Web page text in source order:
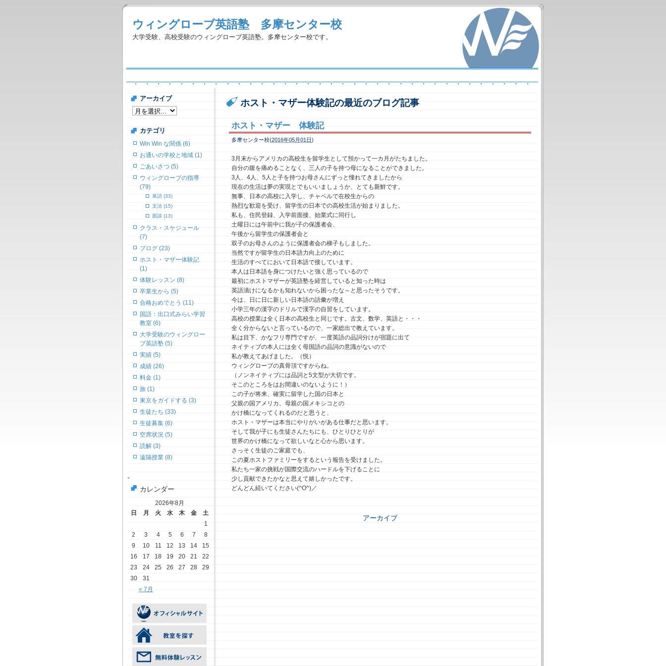
ウィングローブ英語塾 多摩センター校
大学受験、高校受験のウィングローブ英語塾。多摩センター校です。
ホスト・マザー体験記の最近のブログ記事
ホスト・マザー 体験記
多摩センター校(2016年05月01日)
3月末からアメリカの高校生を留学生として預かって一カ月がたちました。
自分の腹を痛めることなく、三人の子を持つ母になることができました。
3人、4人、5人と子を持つお母さんにずっと憧れてきましたから
現在の生活は夢の実現とでもいいましょうか、とても新鮮です。
無事、日本の高校に入学し、チャペルで在校生からの
熱烈な歓迎を受け、留学生の日本での高校生活が始まりました。
私も、住民登録、入学前面接、始業式に同行し
土曜日には午前中に我が子の保護者会、
午後から留学生の保護者会と
双子のお母さんのように保護者会の梯子もしました。
当然ですが留学生の日本語力向上のために
生活のすべてにおいて日本語で接しています。
本人は日本語を身につけたいと強く思っているので
最初にホストマザーが英語塾を経営していると知った時は
英語漬けになるかも知れないから困ったな～と思ったそうです。
今は、日に日に新しい日本語の語彙が増え
小学三年の漢字のドリルで漢字の自習をしています。
高校の授業は全く日本の高校生と同じです。古文、数学、英語と・・・
全く分からないと言っているので、一家総出で教えています。
私は目下、かなフリ専門ですが、一度英語の品詞分けが宿題に出て
ネイティブの本人には全く母国語の品詞の意識がないので
私が教えてあげました。（悦）
ウィングローブの真骨頂ですからね。
（ノンネイティブには品詞と5文型が大切です。
そこのところをはお間違いのないように！）
この子が将来、確実に留学した国の日本と
父親の国アメリカ、母親の国メキシコとの
かけ橋になってくれるのだと思うと、
ホスト・マザーは本当にやりがいがある仕事だと思います。
そして我が子にも生徒さんたちにも、ひとりひとりが
世界のかけ橋になって欲しいなと心から思います。
さっそく生徒のご家庭でも、
この夏ホストファミリーをするという報告を受けました。
私たち一家の挑戦が国際交流のハードルを下げることに
少し貢献できたかなと思えて嬉しかったです。
どんどん続いてください(^O^)／
アーカイブ
アーカイブ
カテゴリ
Win Win な関係 (6)
お通いの学校と地域 (1)
ごあいさつ (5)
ウィングローブの指導
(79)
単語 (33)
文法 (15)
面談 (13)
クラス・スケジュール
(7)
ブログ (23)
ホスト・マザー体験記
(1)
体験レッスン (8)
卒業生から (5)
合格おめでとう (11)
国語：出口式みらい学習
教室 (6)
大学受験のウィングロー
ブ英語塾 (5)
実績 (5)
成績 (26)
料金 (1)
旅 (1)
東京をガイドする (3)
生徒たち (33)
生徒募集 (6)
空席状況 (5)
読解 (3)
遠隔授業 (8)
-
カレンダー
2026年8月
日
月 火 水 木 金 土
« 7月
1
2
3 4 5 6 7
8
9
10 11 12 13 14
15
16
17 18 19 20 21
22
23
24 25 26 27 28
29
30
31